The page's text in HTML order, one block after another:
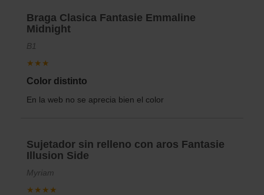
Braga Clasica Fantasie Emmaline
Midnight
B1
★★★
Color distinto
En la web no se aprecia bien el color
Sujetador sin relleno con aros Fantasie
Illusion Side
Myriam
★★★★